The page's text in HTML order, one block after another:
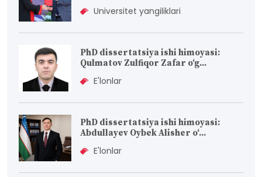
Universitet yangiliklari
PhD dissertatsiya ishi himoyasi:
Qulmatov Zulfiqor Zafar o‘g...
E'lonlar
PhD dissertatsiya ishi himoyasi:
Abdullayev Oybek Alisher o‘...
E'lonlar